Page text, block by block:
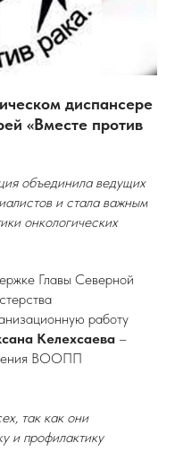
диспансере
«Вместе против
объединила ведущих
и стала важным
онкологических
Главы Северной
работу
Келехсаева –
ВООПП
так как они
и профилактику